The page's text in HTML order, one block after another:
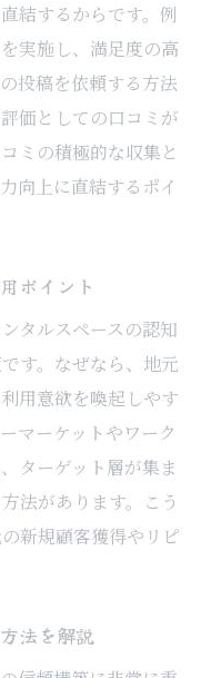
結するからです。例
実施し、満足度の高
投稿を依頼する方法
価としての口コミが
ミの積極的な収集と
向上に直結するポイ
ポイント
タルスペースの認知
す。なぜなら、地元
用意欲を喚起しやす
マーケットやワーク
ターゲット層が集ま
法があります。こう
新規顧客獲得やリピ
法を解説